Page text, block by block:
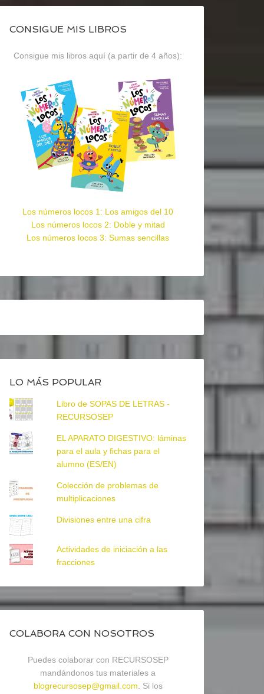
CONSIGUE MIS LIBROS
Consigue mis libros aquí (a partir de 4 años):
Los números locos 1: Los amigos del 10
Los números locos 2: Doble y mitad
Los números locos 3: Sumas sencillas
LO MÁS POPULAR
Libro de SOPAS DE LETRAS -
RECURSOSEP
EL APARATO DIGESTIVO: láminas
para el aula y fichas para el
alumno (ES/EN)
Colección de problemas de
multiplicaciones
Divisiones entre una cifra
Actividades de iniciación a las
fracciones
COLABORA CON NOSOTROS
Puedes colaborar con RECURSOSEP
mandándonos tus materiales a
blogrecursosep@gmail.com . Si los